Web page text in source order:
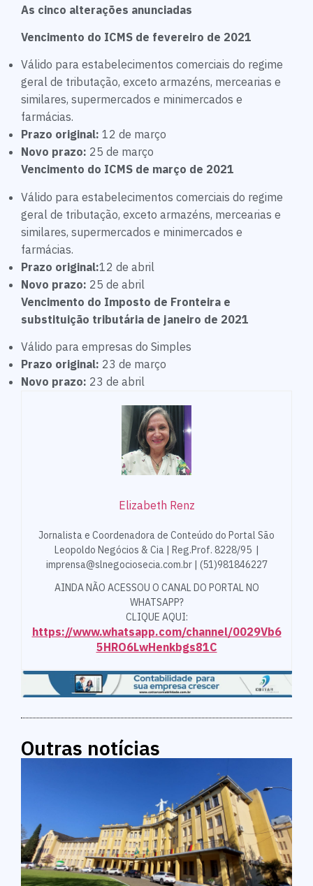
As cinco alterações anunciadas
Vencimento do ICMS de fevereiro de 2021
Válido para estabelecimentos comerciais do regime
geral de tributação, exceto armazéns, mercearias e
similares, supermercados e minimercados e
farmácias.
Prazo original: 12 de março
Novo prazo: 25 de março
Vencimento do ICMS de março de 2021
Válido para estabelecimentos comerciais do regime
geral de tributação, exceto armazéns, mercearias e
similares, supermercados e minimercados e
farmácias.
Prazo original:12 de abril
Novo prazo: 25 de abril
Vencimento do Imposto de Fronteira e
substituição tributária de janeiro de 2021
Válido para empresas do Simples
Prazo original: 23 de março
Novo prazo: 23 de abril
Elizabeth Renz
Jornalista e Coordenadora de Conteúdo do Portal São
Leopoldo Negócios & Cia | Reg.Prof. 8228/95 |
imprensa@slnegociosecia.com.br | (51)981846227
AINDA NÃO ACESSOU O CANAL DO PORTAL NO
WHATSAPP?
CLIQUE AQUI:
https://www.whatsapp.com/channel/0029Vb6
5HRO6LwHenkbgs81C
Outras notícias